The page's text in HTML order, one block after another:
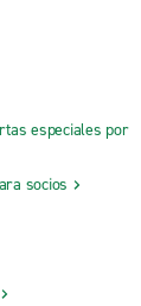
especiales por
socios